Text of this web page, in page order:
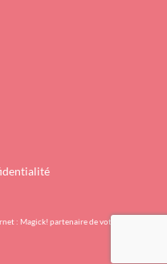
: Magick! partenaire de votre